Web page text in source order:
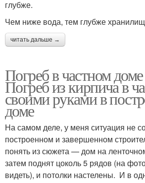
глубже.
Чем ниже вода, тем глубже
читать дальше →
Погреб в частном
Погреб из кирпича в
своими руками в
доме
На самом деле, у меня ситуация не
построенном и завершенном
понять из сюжета — дом на
затем поднят цоколь 5 рядов (на
видеть), и потолки настелены. И в